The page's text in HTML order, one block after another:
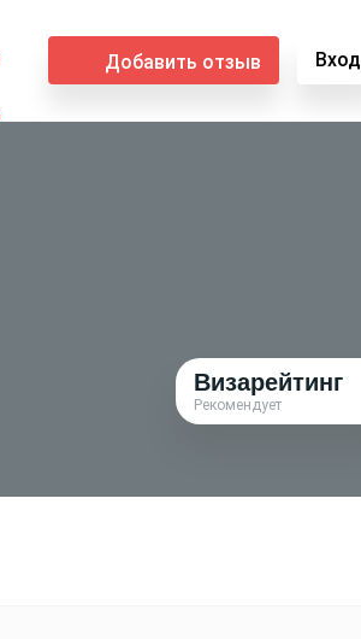
Добавить отзыв Вход
Визарейтинг
Рекомендует